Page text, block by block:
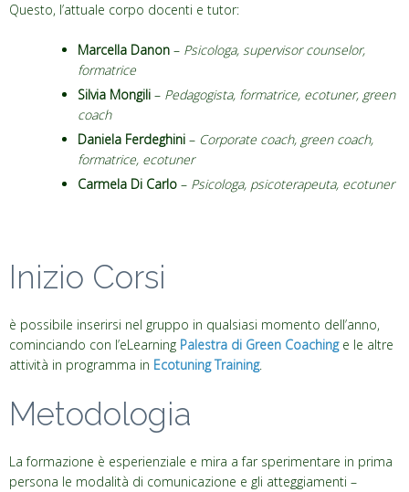
Questo, l’attuale corpo docenti e tutor:
Marcella Danon – Psicologa, supervisor counselor,
formatrice
Silvia Mongili – Pedagogista, formatrice, ecotuner, green
coach
Daniela Ferdeghini – Corporate coach, green coach,
formatrice, ecotuner
Carmela Di Carlo – Psicologa, psicoterapeuta, ecotuner
Inizio Corsi
è possibile inserirsi nel gruppo in qualsiasi momento dell’anno,
cominciando con l’eLearning Palestra di Green Coachinge le altre
attività in programma in Ecotuning Training.
Metodologia
La formazione è esperienziale e mira a far sperimentare in prima
persona le modalità di comunicazione e gli atteggiamenti –